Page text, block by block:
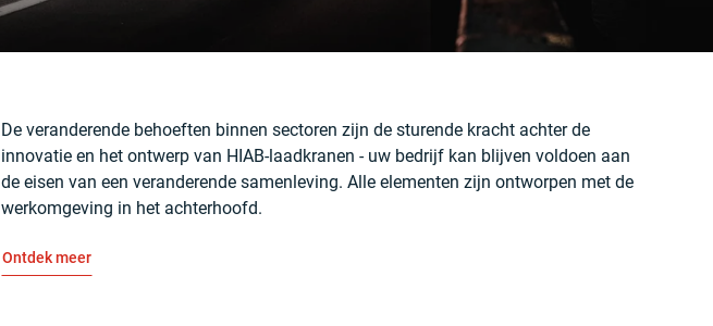
De veranderende behoeften binnen sectoren zijn de sturende kracht achter de
innovatie en het ontwerp van HIAB-laadkranen - uw bedrijf kan blijven voldoen aan
de eisen van een veranderende samenleving. Alle elementen zijn ontworpen met de
werkomgeving in het achterhoofd.
Ontdek meer